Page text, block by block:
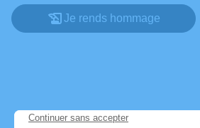
Je rends hommage